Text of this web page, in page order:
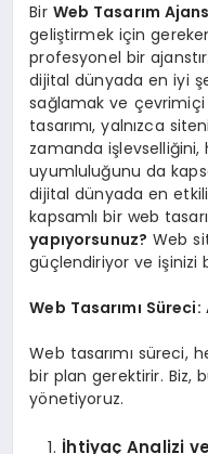
Bir Web Tasarım
geliştirmek için
profesyonel bir ajanstır.
dijital dünyada en iyi
sağlamak ve çevrimiçi
tasarımı, yalnızca
zamanda işlevselliğini,
uyumluluğunu da
dijital dünyada en
kapsamlı bir web
yapıyorsunuz? Web
güçlendiriyor ve işinizi
Web Tasarımı Süreci:
Web tasarımı süreci,
bir plan gerektirir. Biz,
yönetiyoruz.
İhtiyaç Analizi